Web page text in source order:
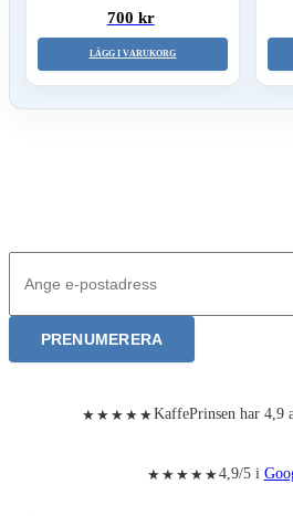
700 kr
LÄGG I VARUKORG
PRENUMERERA
★★★★★KaffePrinsen har 4,9
★★★★★4,9/5 i